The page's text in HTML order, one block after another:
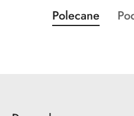
Pomiń karuzelę
Produkty
o
Polecane